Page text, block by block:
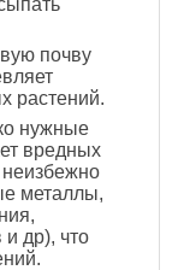
почву
растений.
нужные
вредных
металлы,
др), что